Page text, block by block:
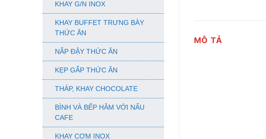
KHAY G/N INOX
KHAY BUFFET TRƯNG BÀY
THỨC ĂN
NẮP ĐẬY THỨC ĂN
KẸP GẮP THỨC ĂN
THÁP, KHAY CHOCOLATE
BÌNH VÀ BẾP HÂM VỚI NẤU
CAFE
KHAY CƠM INOX
MÔ TẢ